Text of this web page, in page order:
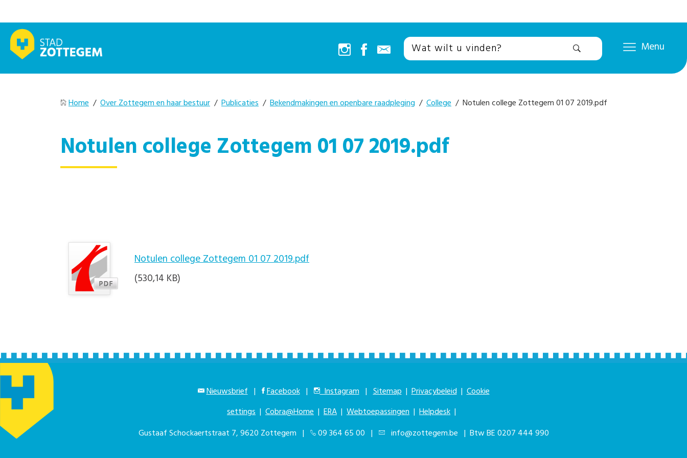
Menu
Home / Over Zottegem en haar bestuur / Publicaties / Bekendmakingen en openbare raadpleging / College / Notulen college Zottegem 01 07 2019.pdf
Notulen college Zottegem 01 07 2019.pdf
Notulen college Zottegem 01 07 2019.pdf
(530,14 KB)
Nieuwsbrief | Facebook | Instagram | Sitemap |Privacybeleid |Cookie
settings | Cobra@Home | ERA | Webtoepassingen | Helpdesk |
Gustaaf Schockaertstraat 7, 9620 Zottegem |
09 364 65 00 | info@zottegem.be | Btw BE 0207 444 990